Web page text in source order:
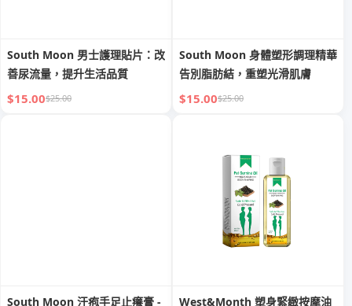
South Moon 男士護理貼片：改
善尿流量，提升生活品質
$15.00$25.00
South Moon 身體塑形調理精華
告別脂肪結，重塑光滑肌膚
$15.00$25.00
South Moon 汗疱手足止癢膏 -
West&Month 塑身緊緻按摩油